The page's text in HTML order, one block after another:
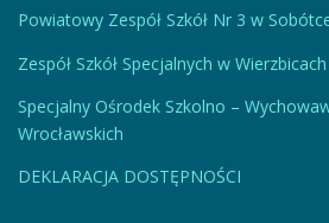
Powiatowy Zespół Szkół Nr 3 w
Zespół Szkół Specjalnych w Wierzbicach
Specjalny Ośrodek Szkolno –
Wrocławskich
DEKLARACJA DOSTĘPNOŚCI